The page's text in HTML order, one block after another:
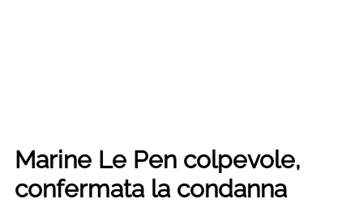
Marine Le Pen colpevole,
confermata la condanna